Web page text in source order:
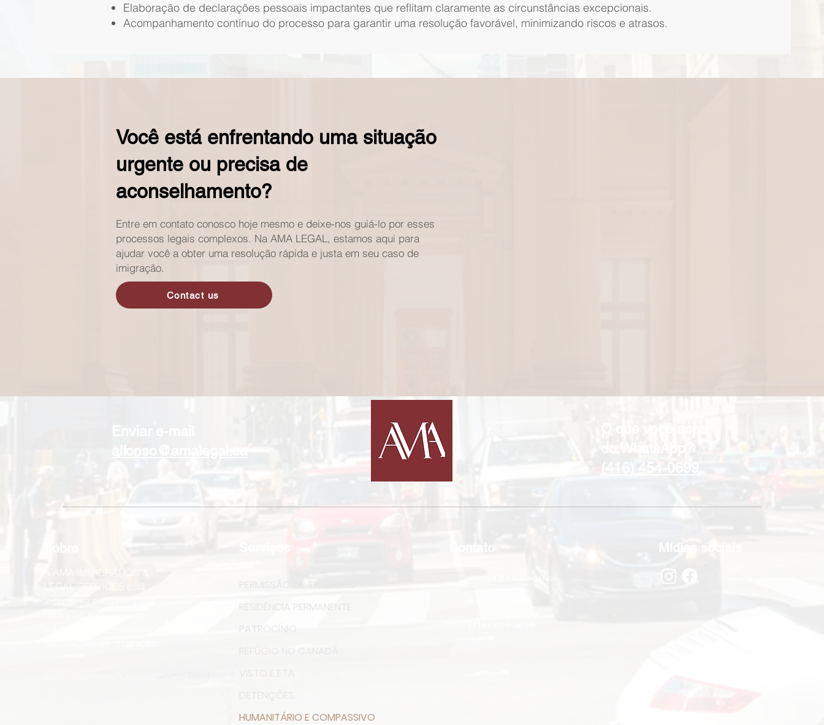
Elaboração de declarações pessoais impactantes que reflitam claramente as circunstâncias excepcionais.
Acompanhamento contínuo do processo para garantir uma resolução favorável, minimizando riscos e atrasos.
Você está enfrentando uma situação
urgente ou precisa de
aconselhamento?
Entre em contato conosco hoje mesmo e deixe-nos guiá-lo por esses
processos legais complexos. Na AMA LEGAL, estamos aqui para
ajudar você a obter uma resolução rápida e justa em seu caso de
imigração.
Contact us
RESIDÊNCIA PERMANENTE
PATROCÍNIO
HUMANITÁRIO E COMPASSIVO